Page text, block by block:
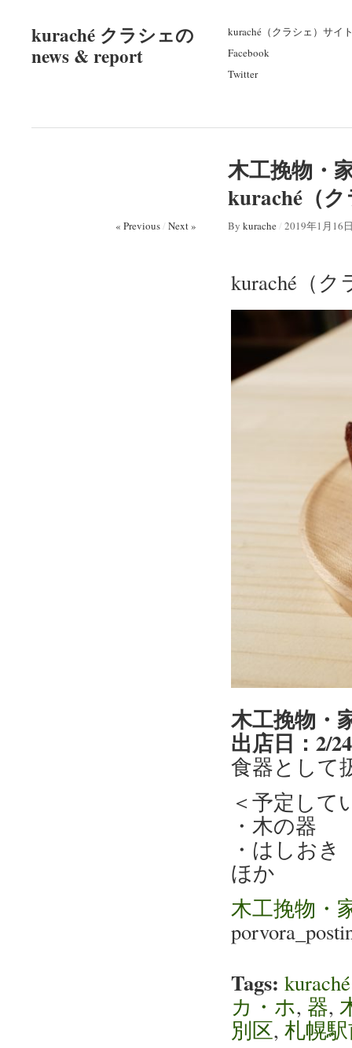
kuraché クラシェの
news & report
kuraché（クラシェ）サイ
Facebook
Twitter
木工挽物・
kuraché（
« Previous/ Next » By kurache/ 2019年1月16
kuraché（
木工挽物・
出店日：2/
食器として
＜予定して
・木の器
・はしおき
ほか
木工挽物・
Tags:
カ・ホ, 器,
別区, 札幌